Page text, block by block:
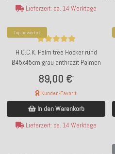
Lieferzeit: ca. 14 Werktage
Top bewertet
H.O.C.K. Palm tree Hocker rund
Ø45x45cm grau anthrazit Palmen
89,00 €*
Kunden-Favorit
In den Warenkorb
Lieferzeit: ca. 14 Werktage